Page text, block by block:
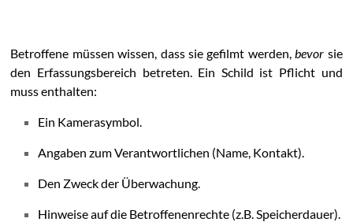
Betroffene müssen wissen, dass sie gefilmt werden,bevor sie
den Erfassungsbereich betreten. Ein Schild ist Pflicht und
muss enthalten:
Ein Kamerasymbol.
Angaben zum Verantwortlichen (Name, Kontakt).
Den Zweck der Überwachung.
Hinweise auf die Betroffenenrechte (z.B. Speicherdauer).